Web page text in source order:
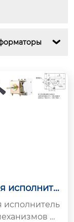

исполните
механизмо
в
исполнитель
—